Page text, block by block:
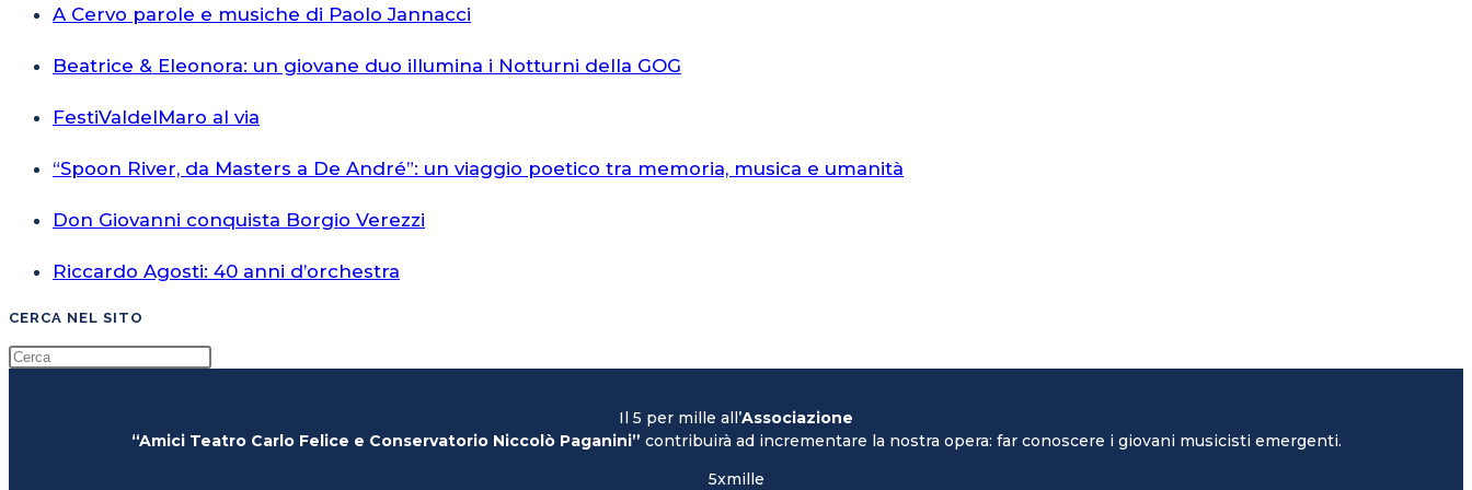
A Cervo parole e musiche di Paolo Jannacci
Beatrice & Eleonora: un giovane duo illumina i Notturni della GOG
FestiValdelMaro al via
“Spoon River, da Masters a De André”: un viaggio poetico tra memoria, musica e umanità
Don Giovanni conquista Borgio Verezzi
Riccardo Agosti: 40 anni d’orchestra
CERCA NEL SITO
Il 5 per mille all’Associazione
“Amici Teatro Carlo Felice e Conservatorio Niccolò Paganini” contribuirà ad incrementare la nostra opera: far conoscere i giovani musicisti emergenti.
5xmille